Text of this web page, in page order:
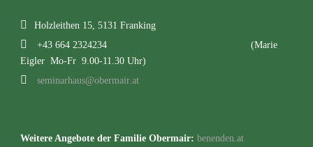
Holzleithen 15, 5131 Franking
+43 664 2324234
(Marie
Eigler Mo-Fr 9.00-11.30 Uhr)
seminarhaus@obermair.at
Weitere Angebote der Familie Obermair: benenden.at